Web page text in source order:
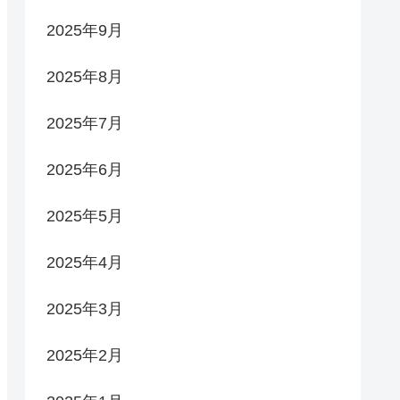
2025年9月
2025年8月
2025年7月
2025年6月
2025年5月
2025年4月
2025年3月
2025年2月